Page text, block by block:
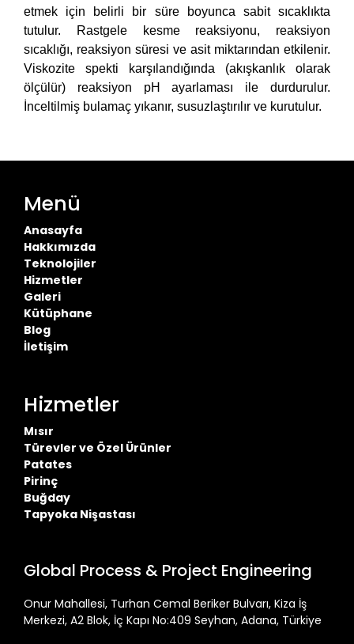
etmek için belirli bir süre boyunca sabit sıcaklıkta
tutulur. Rastgele kesme reaksiyonu, reaksiyon
sıcaklığı, reaksiyon süresi ve asit miktarından etkilenir.
Viskozite spekti karşılandığında (akışkanlık olarak
ölçülür) reaksiyon pH ayarlaması ile durdurulur.
İnceltilmiş bulamaç yıkanır, susuzlaştırılır ve kurutulur.
Menü
Anasayfa
Hakkımızda
Teknolojiler
Hizmetler
Galeri
Kütüphane
Blog
İletişim
Hizmetler
Mısır
Türevler ve Özel Ürünler
Patates
Pirinç
Buğday
Tapyoka Nişastası
Global Process & Project Engineering
Onur Mahallesi, Turhan Cemal Beriker Bulvarı, Kiza İş
Merkezi, A2 Blok, İç Kapı No:409 Seyhan, Adana, Türkiye